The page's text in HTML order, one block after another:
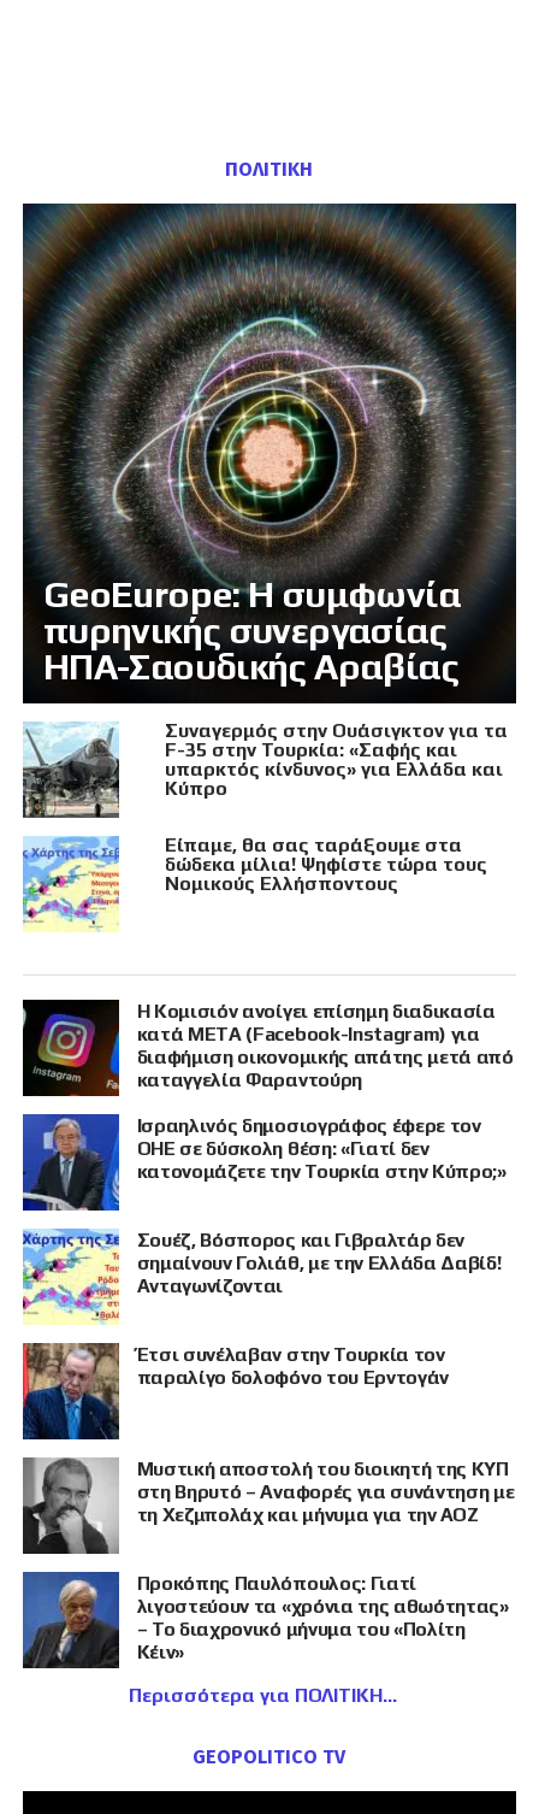
ΠΟΛΙΤΙΚΗ
GeoEurope: Η συμφωνία
πυρηνικής συνεργασίας
ΗΠΑ-Σαουδικής Αραβίας
Συναγερμός στην Ουάσιγκτον για τα
F-35 στην Τουρκία: «Σαφής και
υπαρκτός κίνδυνος» για Ελλάδα και
Κύπρο
Είπαμε, θα σας ταράξουμε στα
δώδεκα μίλια! Ψηφίστε τώρα τους
Νομικούς Ελλήσποντους
Η Κομισιόν ανοίγει επίσημη διαδικασία
κατά META (Facebook-Instagram) για
διαφήμιση οικονομικής απάτης μετά από
καταγγελία Φαραντούρη
Ισραηλινός δημοσιογράφος έφερε τον
ΟΗΕ σε δύσκολη θέση: «Γιατί δεν
κατονομάζετε την Τουρκία στην Κύπρο;»
Σουέζ, Βόσπορος και Γιβραλτάρ δεν
σημαίνουν Γολιάθ, με την Ελλάδα Δαβίδ!
Ανταγωνίζονται
Έτσι συνέλαβαν στην Τουρκία τον
παραλίγο δολοφόνο του Ερντογάν
Μυστική αποστολή του διοικητή της ΚΥΠ
στη Βηρυτό – Αναφορές για συνάντηση με
τη Χεζμπολάχ και μήνυμα για την ΑΟΖ
Προκόπης Παυλόπουλος: Γιατί
λιγοστεύουν τα «χρόνια της αθωότητας»
– Το διαχρονικό μήνυμα του «Πολίτη
Κέιν»
Περισσότερα για ΠΟΛΙΤΙΚΗ
GEOPOLITICO TV